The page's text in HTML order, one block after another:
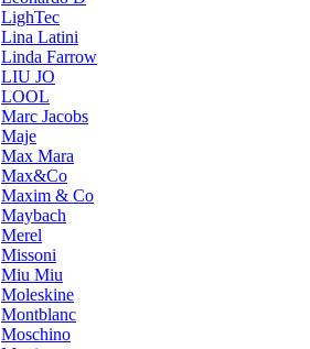
LighTec
Lina Latini
Linda Farrow
LIU JO
LOOL
Marc Jacobs
Maje
Max Mara
Max&Co
Maxim & Co
Maybach
Merel
Missoni
Miu Miu
Moleskine
Montblanc
Moschino